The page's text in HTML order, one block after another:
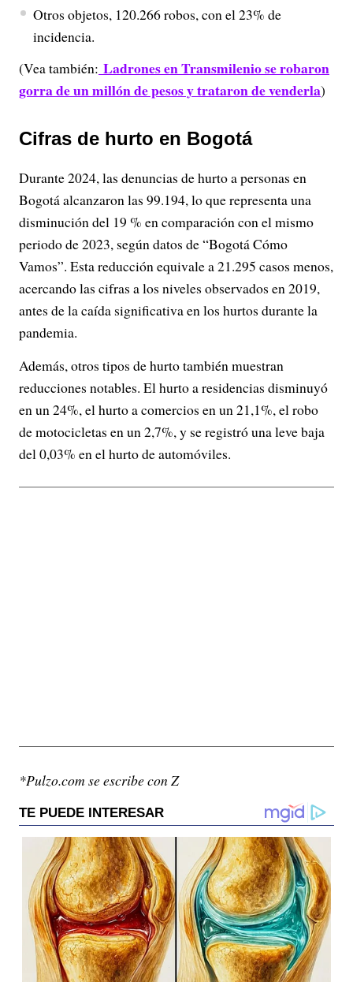
Otros objetos, 120.266 robos, con el 23% de
incidencia.
(Vea también: Ladrones en Transmilenio se robaron
gorra de un millón de pesos y trataron de venderla)
Cifras de hurto en Bogotá
Durante 2024, las denuncias de hurto a personas en
Bogotá alcanzaron las 99.194, lo que representa una
disminución del 19 % en comparación con el mismo
periodo de 2023, según datos de “Bogotá Cómo
Vamos”. Esta reducción equivale a 21.295 casos menos,
acercando las cifras a los niveles observados en 2019,
antes de la caída significativa en los hurtos durante la
pandemia.
Además, otros tipos de hurto también muestran
reducciones notables. El hurto a residencias disminuyó
en un 24%, el hurto a comercios en un 21,1%, el robo
de motocicletas en un 2,7%, y se registró una leve baja
del 0,03% en el hurto de automóviles.
*Pulzo.com se escribe con Z